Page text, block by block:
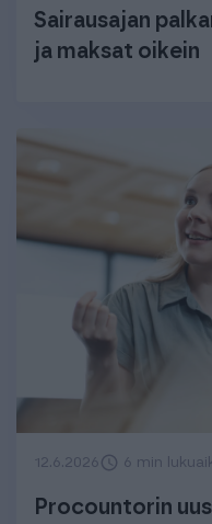
Sairausajan
ja maksat oikein
12.6.2026 6 min
Procountorin